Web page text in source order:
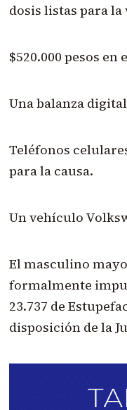
dosis listas para la
$520.000 pesos en
Una balanza
Teléfonos
para la causa.
Un vehículo
El masculino
formalmente
23.737 de
disposición de la